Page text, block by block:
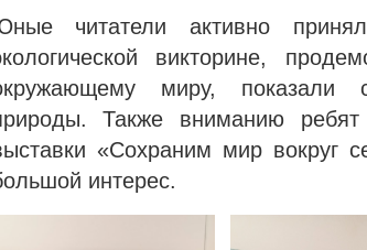
читатели активно
викторине,
миру, показали
Также вниманию
«Сохраним мир вокруг
интерес.